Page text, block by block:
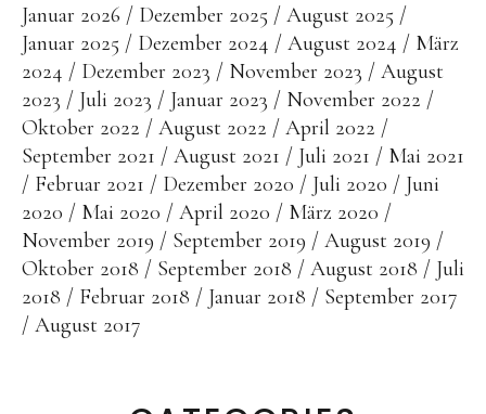
Januar 2026 Dezember 2025
August 2025
Januar 2025
Dezember 2024 August 2024
März
2024
Dezember 2023 November 2023
August
2023
Juli 2023 Januar 2023
November 2022
Oktober 2022
August 2022
April 2022
September 2021
August 2021 Juli 2021
Mai 2021
Februar 2021
Dezember 2020 Juli 2020
Juni
2020
Mai 2020 April 2020
März 2020
November 2019
September 2019
August 2019
Oktober 2018
September 2018 August 2018
Juli
2018
Februar 2018 Januar 2018
September 2017
August 2017